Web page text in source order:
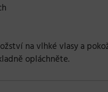
na vlhké vlasy a
opláchněte.